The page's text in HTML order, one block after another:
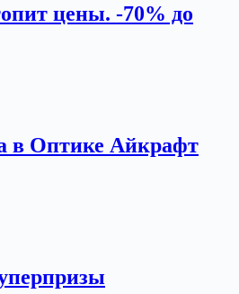
цены. -70% до
в Оптике Айкрафт